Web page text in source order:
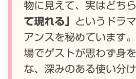
物に見えて、実はどち
て現れる」 というドラ
アンスを秘めています
場でゲストが思わず身
な、深みのある使い分